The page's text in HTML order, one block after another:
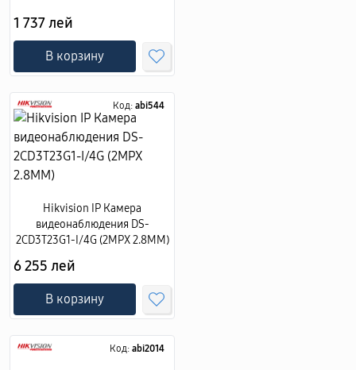
1 737 лей
В корзину
Код: abi544
Hikvision IP Камера
видеонаблюдения DS-
2CD3T23G1-I/4G (2MPX 2.8MM)
6 255 лей
В корзину
Код: abi2014